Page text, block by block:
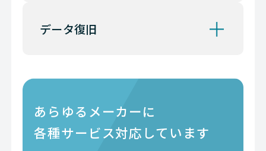
データ復旧
あらゆるメーカーに
各種サービス対応しています